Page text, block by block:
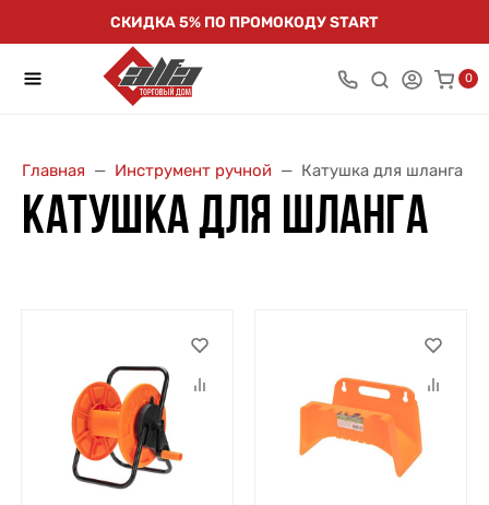
СКИДКА 5% ПО ПРОМОКОДУ START
0
Главная Инструмент ручной Катушка для шланга
КАТУШКА ДЛЯ ШЛАНГА